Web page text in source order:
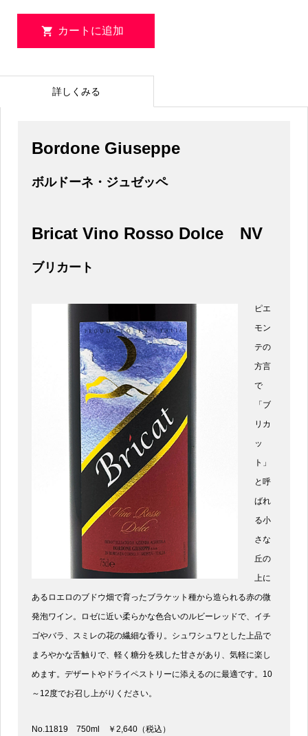
詳しくみる
Bordone Giuseppe
ボルドーネ・ジュゼッペ
Bricat Vino Rosso DolceNV
ブリカート
ピエ
モン
テの
方言
で
「ブ
リカ
ッ
ト」
と呼
ばれ
る小
さな
丘の
上に
あるロエロのブドウ畑で育ったブラケット種から造られる赤の微
発泡ワイン。ロゼに近い柔らかな色合いのルビーレッドで、イチ
ゴやバラ、スミレの花の繊細な香り。シュワシュワとした上品で
まろやかな舌触りで、軽く糖分を残した甘さがあり、気軽に楽し
めます。デザートやドライペストリーに添えるのに最適です。10
～12度でお召し上がりください。
No.11819 750ml ￥2,640（税込）